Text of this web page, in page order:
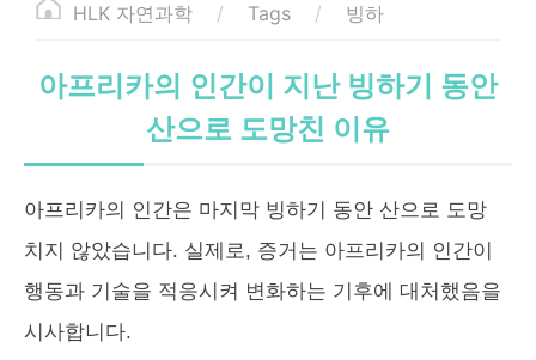
HLK 자연과학 Tags 빙하
아프리카의 인간이 지난 빙하기 동안
산으로 도망친 이유
아프리카의 인간은 마지막 빙하기 동안 산으로 도망
치지 않았습니다. 실제로, 증거는 아프리카의 인간이
행동과 기술을 적응시켜 변화하는 기후에 대처했음을
시사합니다.